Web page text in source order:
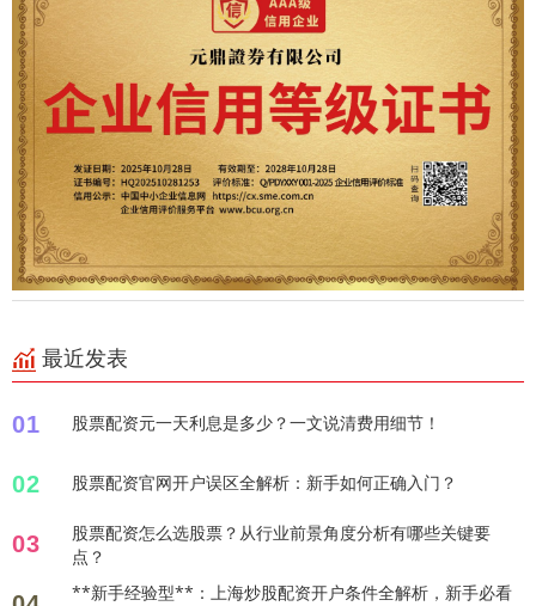
最近发表
01 股票配资元一天利息是多少？一文说清费用细节！
02 股票配资官网开户误区全解析：新手如何正确入门？
03
股票配资怎么选股票？从行业前景角度分析有哪些关键要
点？
**新手经验型**：上海炒股配资开户条件全解析，新手必看